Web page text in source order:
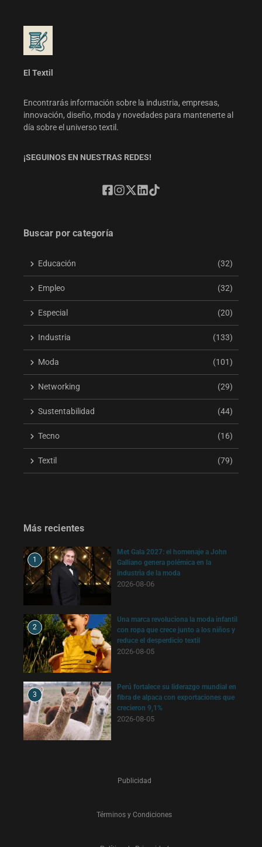
El Textil
Encontrarás información sobre la industria, empresas,
innovación, diseño, moda y novedades para mantenerte al
día sobre el universo textil.
¡SEGUINOS EN NUESTRAS REDES!
Buscar por categoría
Educación (32)
Empleo (32)
Especial (20)
Industria (133)
Moda (101)
Networking (29)
Sustentabilidad (44)
Tecno (16)
Textil (79)
Más recientes
1
Met Gala 2027: el homenaje a John
Galliano genera polémica en la
industria de la moda
2026-08-06
2
Una marca revoluciona la moda infantil
con ropa que crece junto a los niños y
reduce el desperdicio textil
2026-08-05
3
Perú fortalece su liderazgo mundial en
fibra de alpaca con exportaciones que
crecieron 9,1%
2026-08-05
Publicidad
Términos y Condiciones